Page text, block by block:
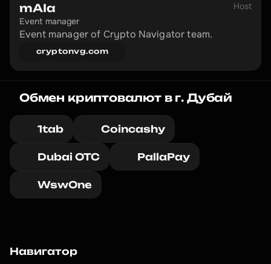
Host
mAIa
Event manager
Event manager of Crypto Navigator team.
cryptonvg.com
Обмен криптовалют в г. Дубай
1tab Coincashy
Dubai OTC PallaPay
WswOne
Навигатор